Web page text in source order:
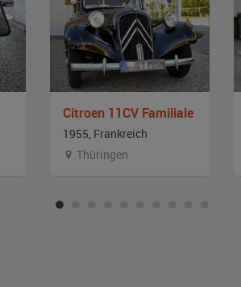
Citroen 11CV Familiale
1955, Frankreich
Thüringen